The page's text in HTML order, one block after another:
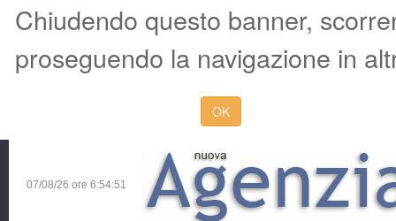
Chiudendo questo banner,
proseguendo la navigazione in
OK
07/08/26 ore 6:54:51